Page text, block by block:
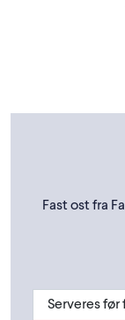
Fast ost fra